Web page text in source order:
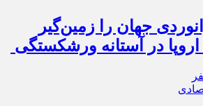
جهان را زمین‌گیر
در آستانه ورشکستگی